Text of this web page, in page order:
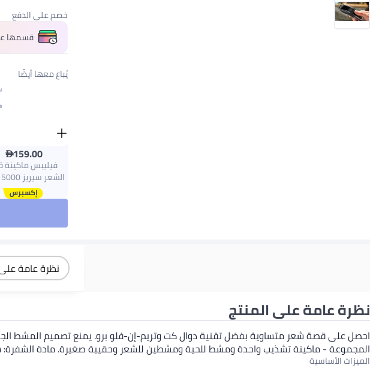
خصم على الدفع
قسمها على 6
يُباع معها أيضًا
159.00
فيليبس
للغسل رمادي/
نظرة عامة
نظرة عامة على المنتج
احصل على قصة شعر متساوية بفضل تقنية دوال كت وتريم-إن-فلو برو. يمنع تصميم
المجموعة - ماكينة تشذيب واحدة ومشط للحية ومشطين للشعر وحقيبة صغيرة. مادة
الميزات الأساسية